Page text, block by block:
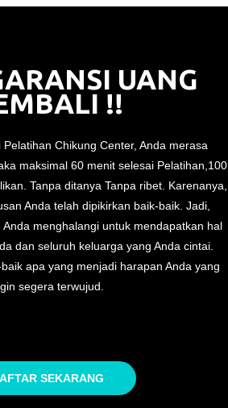
UANG
!!
Chikung Center, Anda merasa
maksimal 60 menit selesai Pelatihan,100
Tanpa ditanya Tanpa ribet. Karenanya,
Anda telah dipikirkan baik-baik. Jadi,
menghalangi untuk mendapatkan hal
dan seluruh keluarga yang Anda cintai.
apa yang menjadi harapan Anda yang
segera terwujud.
SEKARANG